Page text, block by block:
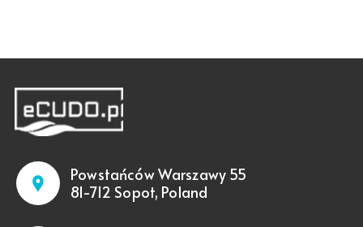
Powstańców Warszawy 55
81-712 Sopot, Poland